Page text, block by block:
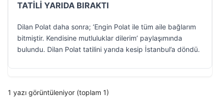
TATİLİ YARIDA BIRAKTI
Dilan Polat daha sonra; ‘Engin Polat ile tüm aile bağlarım
bitmiştir. Kendisine mutluluklar dilerim’ paylaşımında
bulundu. Dilan Polat tatilini yarıda kesip İstanbul’a döndü.
1 yazı görüntüleniyor (toplam 1)